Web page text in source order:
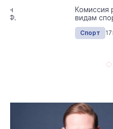
РФ.
Комиссия
видам
Спорт